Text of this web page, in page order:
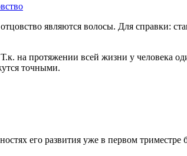
являются волосы. Для справки:
на протяжении всей жизни у человека
точными.
его развития уже в первом триместре